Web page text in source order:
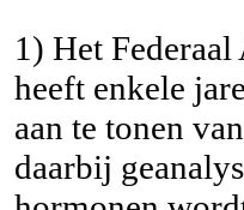
1) Het
heeft enkele
aan te tonen
daarbij